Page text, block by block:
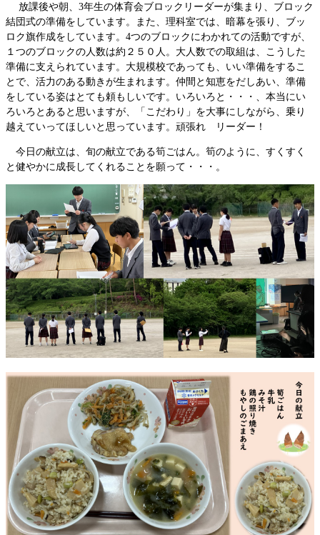
放課後や朝、3年生の体育会ブロックリーダーが集まり、ブロック
結団式の準備をしています。また、理科室では、暗幕を張り、ブッ
ロク旗作成をしています。4つのブロックにわかれての活動ですが、
１つのブロックの人数は約２５０人。大人数での取組は、こうした
準備に支えられています。大規模校であっても、いい準備をするこ
とで、活力のある動きが生まれます。仲間と知恵をだしあい、準備
をしている姿はとても頼もしいです。いろいろと・・・、本当にい
ろいろとあると思いますが、「こだわり」を大事にしながら、乗り
越えていってほしいと思っています。頑張れ リーダー！
今日の献立は、旬の献立である筍ごはん。筍のように、すくすく
と健やかに成長してくれることを願って・・・。